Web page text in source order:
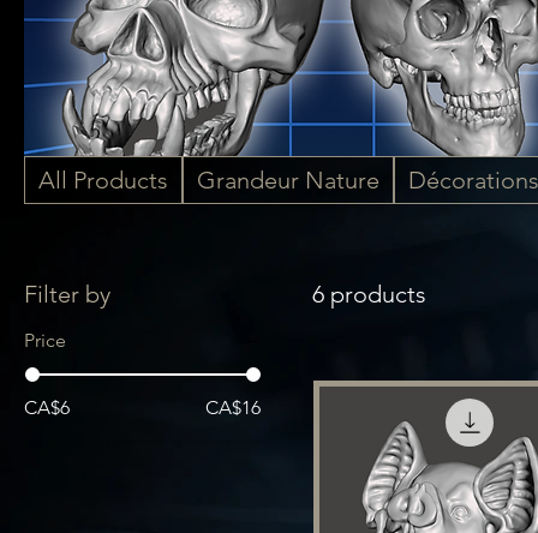
All Products Grandeur Nature Décorations
Filter by
Price
CA$6 CA$16
6 products